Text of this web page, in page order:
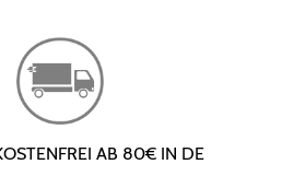
AB 80€ IN DE